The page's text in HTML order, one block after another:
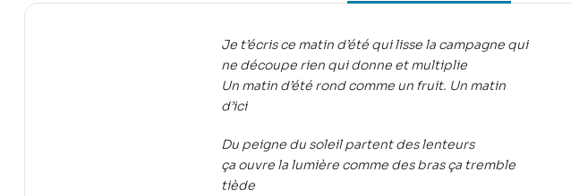
Je t’écris ce matin d’été qui lisse la campagne qui
ne découpe rien qui donne et multiplie
Un matin d’été rond comme un fruit. Un matin
d’ici
Du peigne du soleil partent des lenteurs
ça ouvre la lumière comme des bras ça tremble
tiède